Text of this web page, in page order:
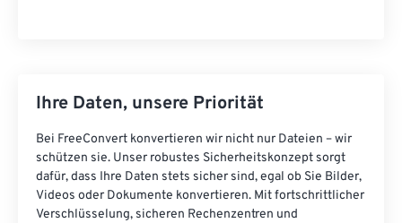
Ihre Daten, unsere Priorität
Bei FreeConvert konvertieren wir nicht nur Dateien – wir
schützen sie. Unser robustes Sicherheitskonzept sorgt
dafür, dass Ihre Daten stets sicher sind, egal ob Sie Bilder,
Videos oder Dokumente konvertieren. Mit fortschrittlicher
Verschlüsselung, sicheren Rechenzentren und